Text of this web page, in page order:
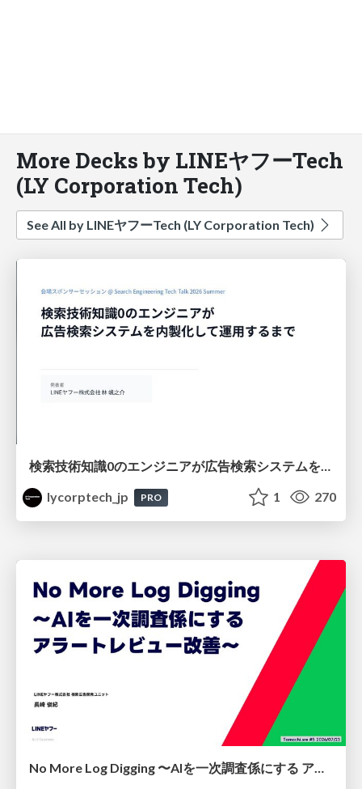
More Decks by LINEヤフーTech
(LY Corporation Tech)
See All by LINEヤフーTech (LY Corporation Tech)
検索技術知識0のエンジニアが広告検索システムを内製化して運用するまで
lycorptech_jp
PRO 1 270